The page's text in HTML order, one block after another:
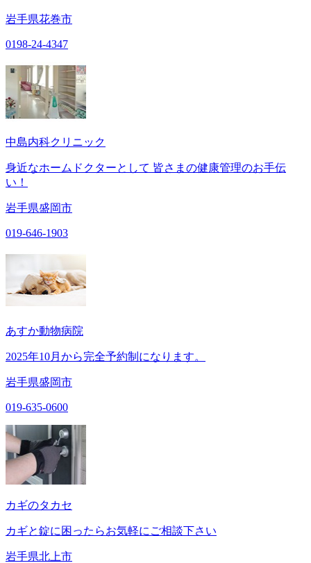
岩手県花巻市
0198-24-4347
中島内科クリニック
身近なホームドクターとして 皆さまの健康管理のお手伝
い！
岩手県盛岡市
019-646-1903
あすか動物病院
2025年10月から完全予約制になります。
岩手県盛岡市
019-635-0600
カギのタカセ
カギと錠に困ったらお気軽にご相談下さい
岩手県北上市